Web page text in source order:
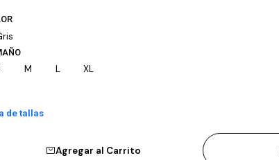
M L XL
de tallas
Agregar al Carrito